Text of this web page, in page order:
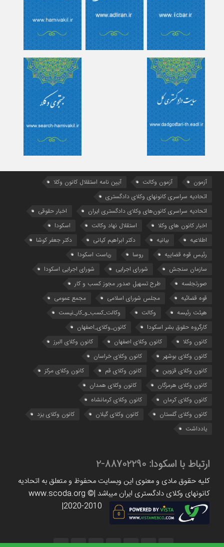
آزمون آزمون وکالت
آیین ‌نامه استقلال کانون وکلا
اتحادیه سراسری کانونهای وکلای دادگستری
اتحادیه سراسری کانون‌های وکلای دادگستری ایران
اخبار حقوقی
اخبار کانون های وکلا
استقلال نهاد وکالت
اسکودا
اطلاعیه
بیانیه دکتر ابراهیم کیانی
دکتر جعفر کوشا
رئیس قوه قضاییه
روسا
ریاست اسکودا
سازمان سنجش
شورای اجرایی
شورای اجرایی اسکودا
صورتجلسه
طرح تسهیل صدور مجوز کسب و کار
قوه قضائیه
مجلس شورای اسلامی
مجمع عمومی
هیئت رئیسه
وکالت
وکالت_کسب_و_کار_نیست
کارگروه حقوق بشر اسکودا
کانون_وکلای_اصفهان
کانون وکلا
کانون وکلای اصفهان
کانون وکلای البرز
کانون وکلای بوشهر
کانون وکلای خراسان
کانون وکلای قزوین
کانون وکلای قم
کانون وکلای مرکز
کانون وکلای هرمزگان
کانون وکلای همدان
کانون وکلای کرمان
کانون وکلای کرمانشاه
کانون وکلای گلستان
کانون وکلای گیلان
کانون وکلای یزد
یادداشت
ارتباط با اسکودا: 88702290-2
کلیه حقوق مادی و معنوی این وبسایت محفوظ و متعلق به اتحادیه
کانونهای وکلای دادگستری ایران میباشد |www.scoda.org ©
2020-2010|